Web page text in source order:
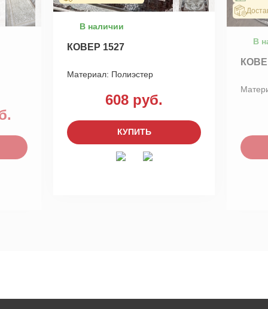
В наличии
КОВЕР 1527
Материал: Полиэстер
608 руб.
КУПИТЬ
В